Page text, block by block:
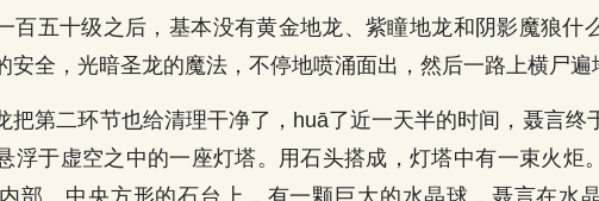
百五十级之后，基本没有黄金地龙、紫瞳地龙和阴影魔狼什
安全，光暗圣龙的魔法，不停地喷涌面出，然后一路上横尸遍
把第二环节也给清理干净了，huā了近一天半的时间，聂言终
浮于虚空之中的一座灯塔。用石头搭成，灯塔中有一束火炬